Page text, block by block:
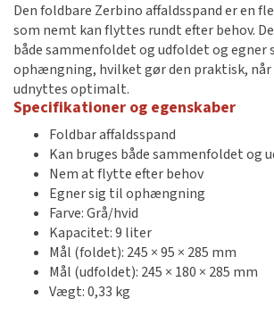
Den foldbare Zerbino affaldsspand er en
som nemt kan flyttes rundt efter behov.
både sammenfoldet og udfoldet og egner
ophængning, hvilket gør den praktisk, når
udnyttes optimalt.
Specifikationer og egenskaber
Foldbar affaldsspand
Kan bruges både sammenfoldet og
Nem at flytte efter behov
Egner sig til ophængning
Farve: Grå/hvid
Kapacitet: 9 liter
Mål (foldet): 245 × 95 × 285 mm
Mål (udfoldet): 245 × 180 × 285 mm
Vægt: 0,33 kg